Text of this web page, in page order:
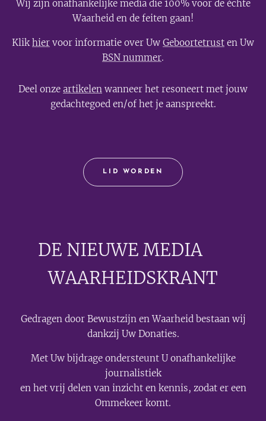
Wij zijn onafhankelijke media die 100% voor de èchte
Waarheid en de feiten gaan!
Klikhier voor informatie over Uw Geboortetrust en Uw
BSN nummer.
Deel onze artikelen wanneer het resoneert met jouw
gedachtegoed en/of het je aanspreekt.
LID WORDEN
DE NIEUWE MEDIA🟣
WAARHEIDSKRANT
Gedragen door Bewustzijn en Waarheid bestaan wij
dankzij Uw Donaties.
Met Uw bijdrage ondersteunt U onafhankelijke
journalistiek
en het vrij delen van inzicht en kennis, zodat er een
Ommekeer komt.